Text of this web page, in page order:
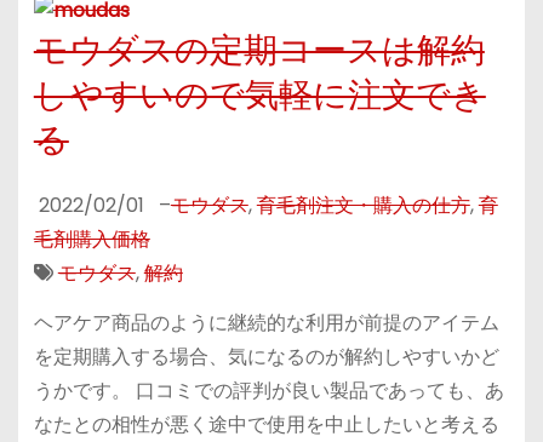
モウダスの定期コースは解約
しやすいので気軽に注文でき
る
2022/02/01 –モウダス,育毛剤注文・購入の仕方,育
毛剤購入価格
モウダス,解約
ヘアケア商品のように継続的な利用が前提のアイテム
を定期購入する場合、気になるのが解約しやすいかど
うかです。 口コミでの評判が良い製品であっても、あ
なたとの相性が悪く途中で使用を中止したいと考える